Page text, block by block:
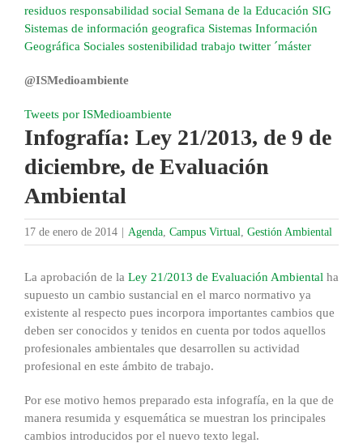
Infografía: Ley 21/2013, de 9 de
diciembre, de Evaluación
Ambiental
17 de enero de 2014 | Agenda Campus Virtual Gestión Ambiental
La aprobación de la Ley 21/2013 de Evaluación Ambiental ha
supuesto un cambio sustancial en el marco normativo ya
existente al respecto pues incorpora importantes cambios que
deben ser conocidos y tenidos en cuenta por todos aquellos
profesionales ambientales que desarrollen su actividad
profesional en este ámbito de trabajo.
Por ese motivo hemos preparado esta infografía, en la que de
manera resumida y esquemática se muestran los principales
cambios introducidos por el nuevo texto legal.
residuos responsabilidad social Semana de la Educación SIG
Sistemas de información geografica Sistemas Información
Geográfica Sociales sostenibilidad trabajo twitter ´máster
@ISMedioambiente
Tweets por ISMedioambiente